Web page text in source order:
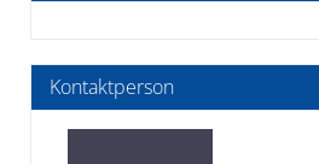
Kontaktperson